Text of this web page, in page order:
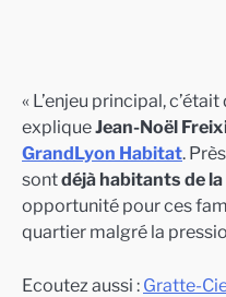
« L’enjeu principal,
expliqueJean-Noël
GrandLyon Habitat.
sontdéjà habitants de
opportunité pour ces
quartier malgré la
Ecoutez aussi : Gratte-